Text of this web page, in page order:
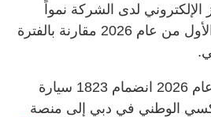
لدى الشركة نمواً
بنسبة 9% خلال الربع الأول من عام 2026 مقارنة بالفترة
وشهد الربع الأول من عام 2026 انضمام 1823 سيارة
الوطني في دبي إلى منصة